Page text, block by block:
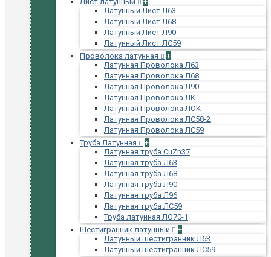
Латунный Лист Л63
Латунный Лист Л68
Латунный Лист Л90
Латунный Лист ЛС59
Проволока латунная
+
Латунная Проволока Л63
Латунная Проволока Л68
Латунная Проволока Л90
Латунная Проволока ЛК
Латунная Проволока ЛОК
Латунная Проволока ЛС58-2
Латунная Проволока ЛС59
Труба Латунная
+
Латунная труба CuZn37
Латунная труба Л63
Латунная труба Л68
Латунная труба Л90
Латунная труба Л96
Латунная труба ЛС59
Труба латунная ЛО70-1
Шестигранник латунный
+
Латунный шестигранник Л63
Латунный шестигранник ЛС59